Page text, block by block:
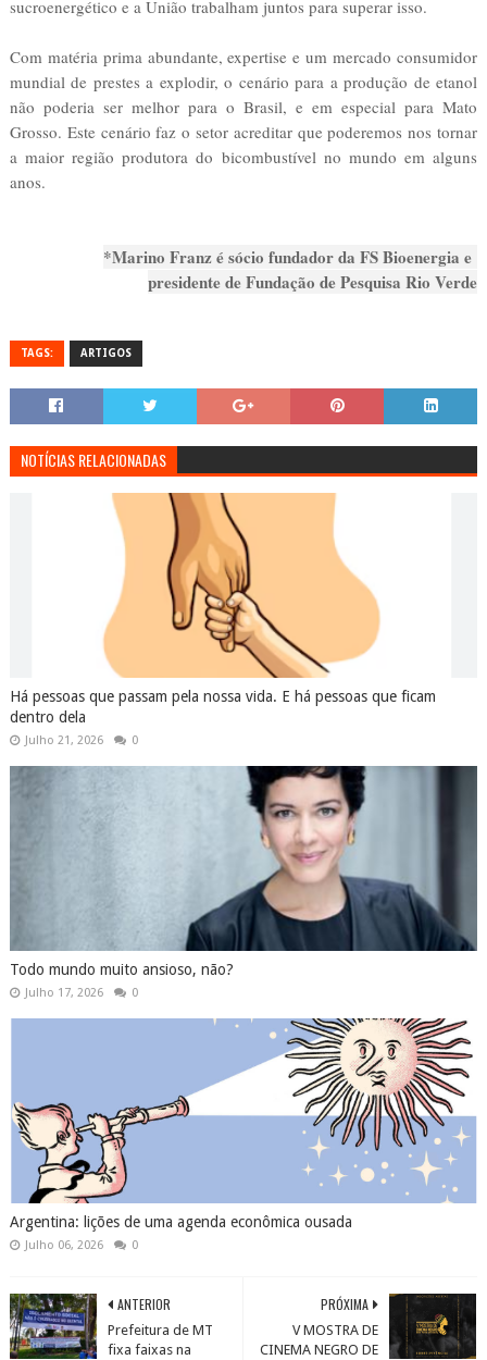
sucroenergético e a União trabalham juntos para superar isso.
Com matéria prima abundante, expertise e um mercado consumidor
mundial de prestes a explodir, o cenário para a produção de etanol
não poderia ser melhor para o Brasil, e em especial para Mato
Grosso. Este cenário faz o setor acreditar que poderemos nos tornar
a maior região produtora do bicombustível no mundo em alguns
anos.
*Marino Franz é sócio fundador da FS Bioenergia e
presidente de Fundação de Pesquisa Rio Verde
TAGS: ARTIGOS
NOTÍCIAS RELACIONADAS
Há pessoas que passam pela nossa vida. E há pessoas que ficam
dentro dela
Julho 21, 2026 0
Todo mundo muito ansioso, não?
Julho 17, 2026 0
Argentina: lições de uma agenda econômica ousada
Julho 06, 2026 0
PRÓXIMA
V MOSTRA DE
CINEMA NEGRO DE
ANTERIOR
Prefeitura de MT
fixa faixas na